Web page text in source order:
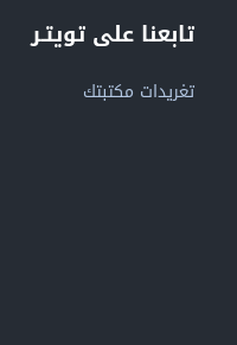
تابعنا على تويتـر
تغريدات مكتبتك